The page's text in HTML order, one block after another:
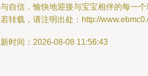
自信，愉快地迎接与宝宝相伴的每一个
转载，请注明出处：http://
时间：2026-08-08 11:56:43